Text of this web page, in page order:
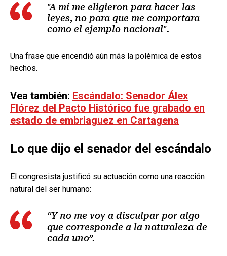
"A mí me eligieron para hacer las
leyes, no para que me comportara
como el ejemplo nacional".
Una frase que encendió aún más la polémica de estos
hechos.
Vea también: Escándalo: Senador Álex
Flórez del Pacto Histórico fue grabado en
estado de embriaguez en Cartagena
Lo que dijo el senador del escándalo
El congresista justificó su actuación como una reacción
natural del ser humano:
“Y no me voy a disculpar por algo
que corresponde a la naturaleza de
cada uno”.